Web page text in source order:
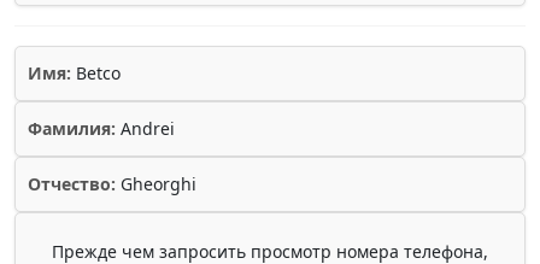
Имя: Betco
Фамилия: Andrei
Отчество: Gheorghi
Прежде чем запросить просмотр номера телефона,